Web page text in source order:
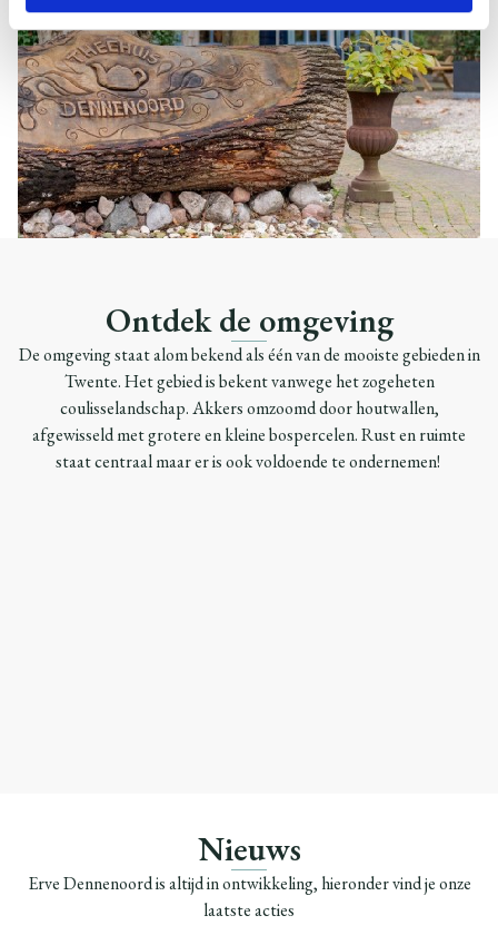
Ontdek de omgeving
De omgeving staat alom bekend als één van de mooiste gebieden in
Twente. Het gebied is bekent vanwege het zogeheten
coulisselandschap. Akkers omzoomd door houtwallen,
afgewisseld met grotere en kleine bospercelen. Rust en ruimte
staat centraal maar er is ook voldoende te ondernemen!
Nieuws
Erve Dennenoord is altijd in ontwikkeling, hieronder vind je onze
laatste acties